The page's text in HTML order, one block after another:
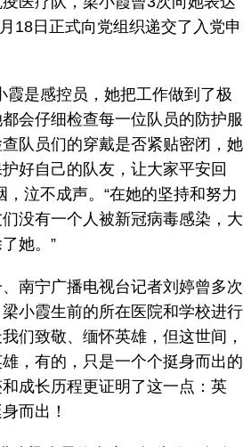
18日正式向党组织递交了入党申
是感控员，她把工作做到了极
会仔细检查每一位队员的防护服
队员们的穿戴是否紧贴密闭，她
好自己的队友，让大家平安回
，泣不成声。“在她的坚持和努力
没有一个人被新冠病毒感染，大
她。”
宁广播电视台记者刘婷曾多次
小霞生前的所在医院和学校进行
们致敬、缅怀英雄，但这世间，
，有的，只是一个个挺身而出的
成长历程更证明了这一点：英
而出！